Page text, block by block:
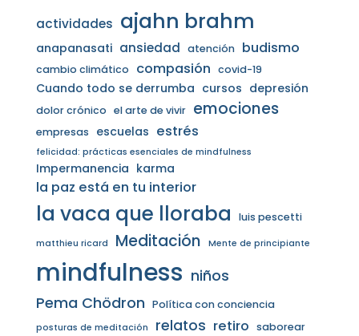
actividades ajahn brahm
anapanasati ansiedad atención budismo
cambio climático compasión covid-19
Cuando todo se derrumba cursos depresión
dolor crónico el arte de vivir emociones
empresas escuelas estrés
felicidad: prácticas esenciales de mindfulness
Impermanencia karma
la paz está en tu interior
la vaca que lloraba luis pescetti
matthieu ricard Meditación Mente de principiante
mindfulness niños
Pema Chödron Política con conciencia
posturas de meditación relatos retiro saborear